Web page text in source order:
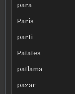
para
Paris
parti
Patates
patlama
pazar